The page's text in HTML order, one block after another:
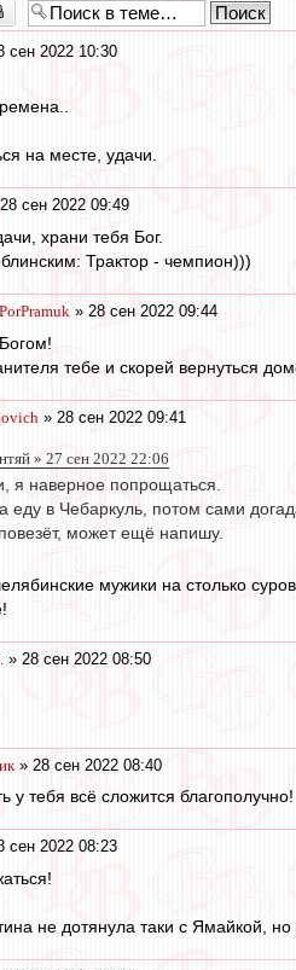
сен 2022 10:30
на месте, удачи.
сен 2022 09:49
храни тебя Бог.
Трактор - чемпион)))
» 28 сен 2022 09:44
тебе и скорей вернуться
» 28 сен 2022 09:41
» 27 сен 2022 22:06
я наверное попрощаться.
еду в Чебаркуль, потом сами
может ещё напишу.
мужики на столько
» 28 сен 2022 08:50
» 28 сен 2022 08:40
у тебя всё сложится благополучно!
сен 2022 08:23
не дотянула таки с Ямайкой,